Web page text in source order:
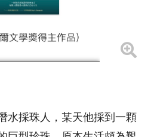
水採珠人，某天他採到一顆